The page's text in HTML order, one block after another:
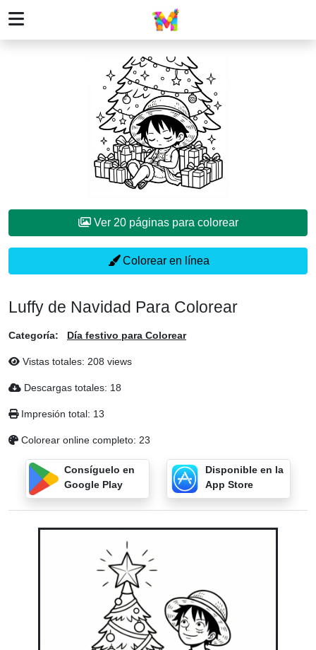
Ver 20 páginas para colorear
Colorear en línea
Luffy de Navidad Para Colorear
Categoría: Día festivo para Colorear
Vistas totales: 208 views
Descargas totales: 18
Impresión total: 13
Colorear online completo: 23
Consíguelo en
Google Play
Disponible en la
App Store